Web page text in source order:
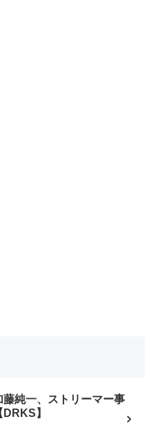
藤純一、ストリーマー事
】